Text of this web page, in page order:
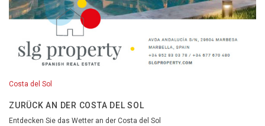
Costa del Sol
ZURÜCK AN DER COSTA DEL SOL
Entdecken Sie das Wetter an der Costa del Sol